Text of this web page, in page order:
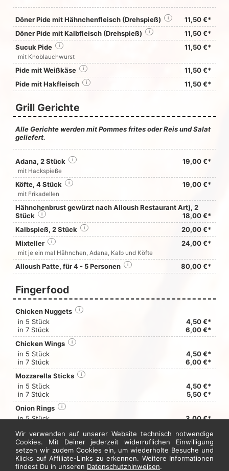
Döner Pide mit Hähnchenfleisch (Drehspieß) 11,50 €*
i
Döner Pide mit Kalbfleisch (Drehspieß) 11,50 €*
i
Sucuk Pide 11,50 €*
i
mit Knoblauchwurst
Pide mit Weißkäse 11,50 €*
i
Pide mit Hakfleisch 11,50 €*
i
Grill Gerichte
Alle Gerichte werden mit Pommes frites oder Reis und Salat
geliefert.
Adana, 2 Stück 19,00 €*
i
mit Hackspieße
Köfte, 4 Stück 19,00 €*
i
mit Frikadellen
Hähnchenbrust gewürzt nach Alloush Restaurant Art), 2
Stück
18,00 €*
i
Kalbspieß, 2 Stück 20,00 €*
i
Mixteller 24,00 €*
i
mit je ein mal Hähnchen, Adana, Kalb und Köfte
Alloush Patte, für 4 - 5 Personen 80,00 €*
i
Fingerfood
Chicken Nuggets i
in 5 Stück
4,50 €*
in 7 Stück
6,00 €*
Chicken Wings
i
in 5 Stück
4,50 €*
in 7 Stück
6,00 €*
Mozzarella Sticks
i
in 5 Stück
4,50 €*
in 7 Stück
5,50 €*
Onion Rings
i
in 5 Stück
3,00 €*
Gefüllte Weinblätter mit Tsatsiki
in 5 Stück
5,00 €*
in 7 Stück
6,00 €*
Wir verwenden auf unserer Website technisch notwendige
Cookies. Mit Deiner jederzeit widerruflichen Einwilligung
setzen wir zudem Cookies ein, um wiederholte Besuche und
Klicks auf Affiliate-Links zu erkennen. Weitere Informationen
findest Du in unseren Datenschutzhinweisen.